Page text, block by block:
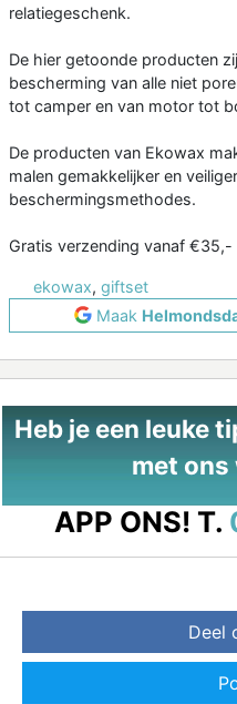
relatiegeschenk.
De hier getoonde producten
bescherming van alle niet
tot camper en van motor tot
De producten van Ekowax
malen gemakkelijker en
beschermingsmethodes.
Gratis verzending vanaf
ekowax, giftset
Maak
Heb je een leuke
met ons
APP ONS! T.
Deel